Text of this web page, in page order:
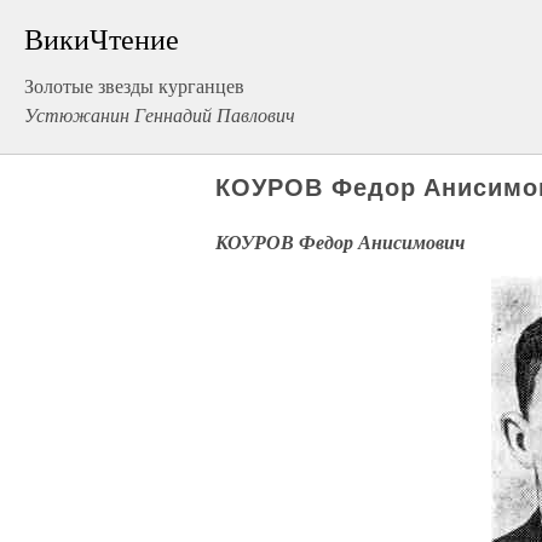
ВикиЧтение
Золотые звезды курганцев
Устюжанин Геннадий Павлович
КОУРОВ Федор
КОУРОВ Федор Анисимович